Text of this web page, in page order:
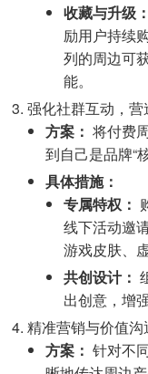
收藏与升级：
励用户持续
列的周边可
能。
强化社群互动，营
方案： 将付费
到自己是品牌“
具体措施：
专属特权：
线下活动邀
游戏皮肤、
共创设计：
出创意，增
精准营销与价值沟
方案： 针对不